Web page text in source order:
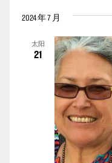
2024 年 7 月
太阳
21